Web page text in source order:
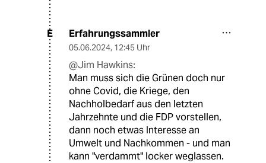
E Erfahrungssammler
05.06.2024, 12:45 Uhr
@Jim Hawkins:
Man muss sich die Grünen doch nur
ohne Covid, die Kriege, den
Nachholbedarf aus den letzten
Jahrzehnte und die FDP vorstellen,
dann noch etwas Interesse an
Umwelt und Nachkommen - und man
kann "verdammt" locker weglassen.